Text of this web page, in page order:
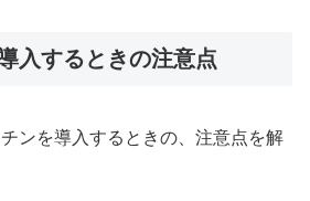
入するときの注意点
ンを導入するときの、注意点を解